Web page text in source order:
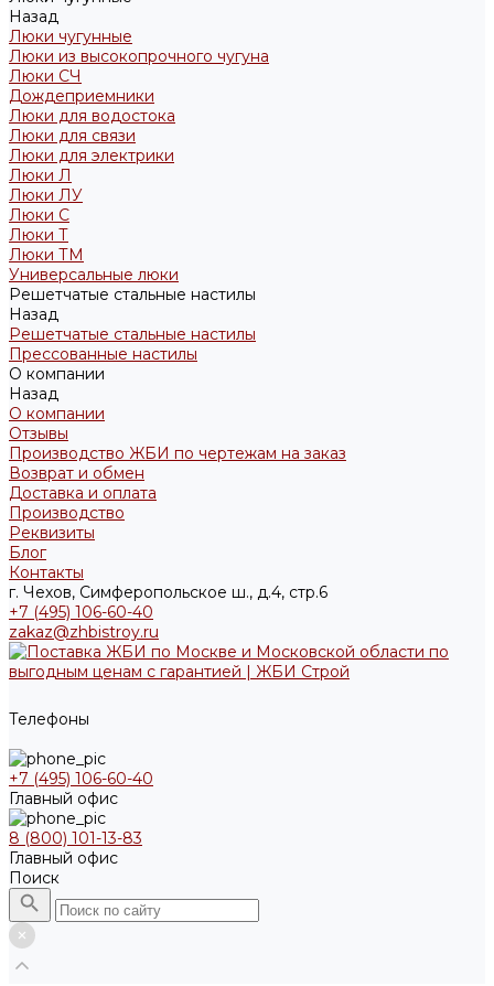
Назад
Люки чугунные
Люки из высокопрочного чугуна
Люки СЧ
Дождеприемники
Люки для водостока
Люки для связи
Люки для электрики
Люки Л
Люки ЛУ
Люки С
Люки Т
Люки ТМ
Универсальные люки
Решетчатые стальные настилы
Назад
Решетчатые стальные настилы
Прессованные настилы
О компании
Назад
О компании
Отзывы
Производство ЖБИ по чертежам на заказ
Возврат и обмен
Доставка и оплата
Производство
Реквизиты
Блог
Контакты
г. Чехов, Симферопольское ш., д.4, стр.6
+7 (495) 106-60-40
zakaz@zhbistroy.ru
Телефоны
+7 (495) 106-60-40
Главный офис
8 (800) 101-13-83
Главный офис
Поиск